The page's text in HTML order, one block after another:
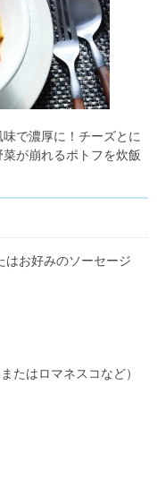
で濃厚に！チーズとに
が崩れるポトフを炊飯
お好みのソーセージ
はロマネスコなど）